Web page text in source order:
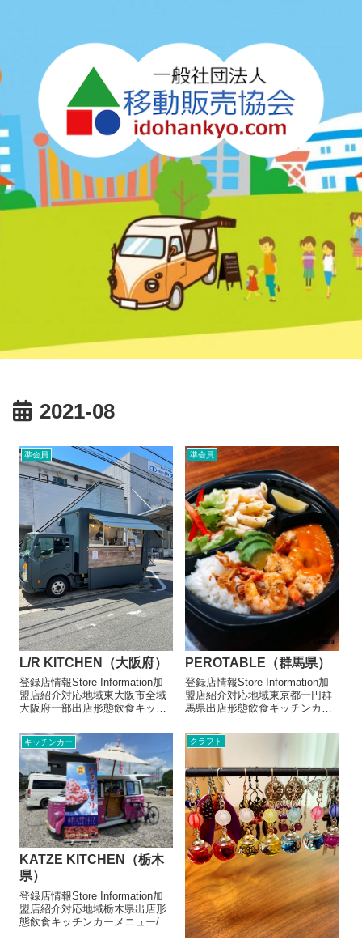
2021-08
準会員
L/R KITCHEN（大阪府）
登録店情報Store Information加
盟店紹介対応地域東大阪市全域
大阪府一部出店形態飲食キッチ
キーマカレー 700円ソースカツ
丼 700円からあげ弁当 700円ア
イスコーヒー 400円カフェオレ
700...
準会員
PEROTABLE（群馬県）
登録店情報Store Information加
盟店紹介対応地域東京都一円群
馬県出店形態飲食キッチンカー
650円タコライス650円お店より
この店舗へのお問い合わせおす
すめのお店がたくさんあります
クラフト
キッチンカー
KATZE KITCHEN（栃木
県）
登録店情報Store Information加
盟店紹介対応地域栃木県出店形
態飲食キッチンカーメニュー/販